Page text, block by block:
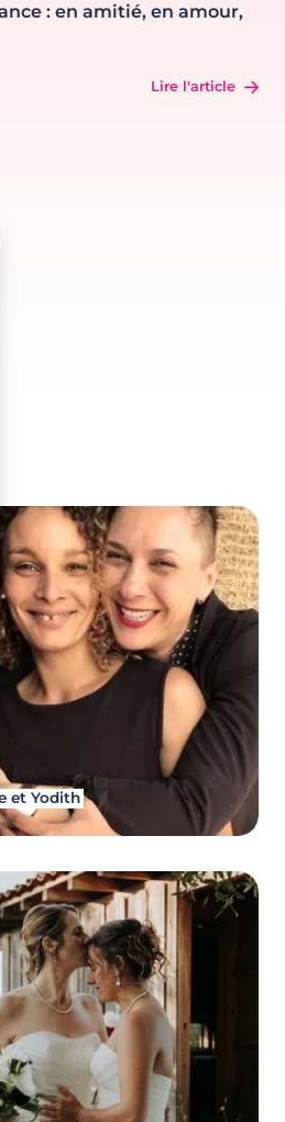
: en amitié, en amour,
Lire l'article
et Yodith